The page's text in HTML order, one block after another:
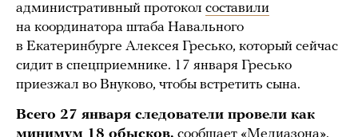
административный протокол составили
на координатора штаба Навального
в Екатеринбурге Алексея Гресько, который сейчас
сидит в спецприемнике. 17 января Гресько
приезжал во Внуково, чтобы встретить сына.
Всего 27 января следователи провели как